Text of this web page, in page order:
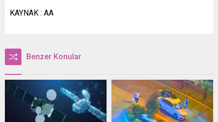
KAYNAK : AA
Benzer Konular